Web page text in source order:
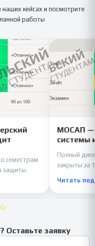
кейсах и посмотрите
работы
семестрам
защиты.
МОСАП —
системы
Полный
закрыты за
Читать
Оставьте заявку